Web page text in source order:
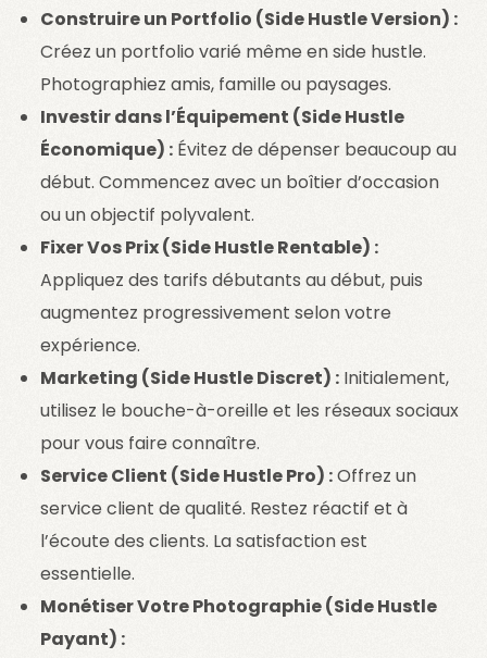
Construire un Portfolio (Side Hustle Version) :
Créez un portfolio varié même en side hustle.
Photographiez amis, famille ou paysages.
Investir dans l’Équipement (Side Hustle
Économique) : Évitez de dépenser beaucoup au
début. Commencez avec un boîtier d’occasion
ou un objectif polyvalent.
Fixer Vos Prix (Side Hustle Rentable) :
Appliquez des tarifs débutants au début, puis
augmentez progressivement selon votre
expérience.
Marketing (Side Hustle Discret) : Initialement,
utilisez le bouche-à-oreille et les réseaux sociaux
pour vous faire connaître.
Service Client (Side Hustle Pro) :Offrez un
service client de qualité. Restez réactif et à
l’écoute des clients. La satisfaction est
essentielle.
Monétiser Votre Photographie (Side Hustle
Payant) :